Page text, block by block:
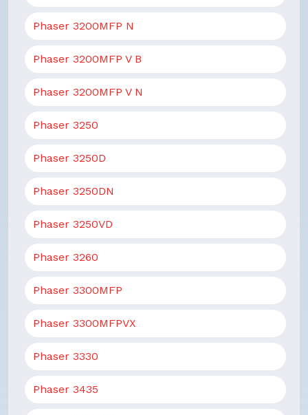
Phaser 3200MFP N
Phaser 3200MFP V B
Phaser 3200MFP V N
Phaser 3250
Phaser 3250D
Phaser 3250DN
Phaser 3250VD
Phaser 3260
Phaser 3300MFP
Phaser 3300MFPVX
Phaser 3330
Phaser 3435